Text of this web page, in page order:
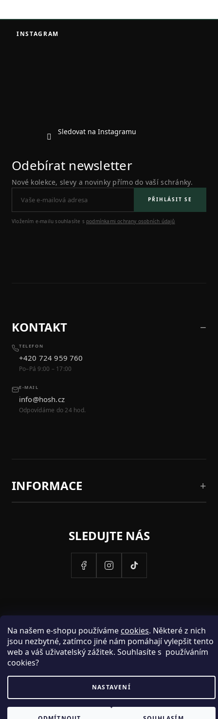
Na našem e-shopu používáme cookies. Některé z nich
jsou nezbytné, zatímco jiné nám pomáhají vylepšit tento
web a váš uživatelský zážitek. Souhlasíte s používáním
cookies?
NASTAVENÍ
Z
INSTAGRAM
Sledovat na Instagramu
Odebírat newsletter
Nové kolekce, slevy a novinky přímo do vaší schránky.
PŘIHLÁSIT SE
Vložením e-mailu souhlasíte s podmínkami ochrany osobních údajů
KONTAKT
TELEFON
+420 724 959 760
Po–Pá 9:00 – 17:00
E-MAIL
info@hosh.cz
Odpovídáme do 24 hod.
INFORMACE
SLEDUJTE NÁS
PROVOZOVATELEM STRANEK HOSH.CZ JE SPOLECNOST PAK
🎁 Sleva 100 Kč na první